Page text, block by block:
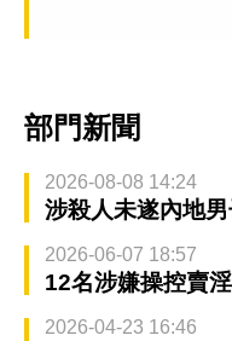
部門新聞
2026-08-08 14:24
涉殺人未遂內地
2026-06-07 18:57
12名涉嫌操控賣
2026-04-23 16:46